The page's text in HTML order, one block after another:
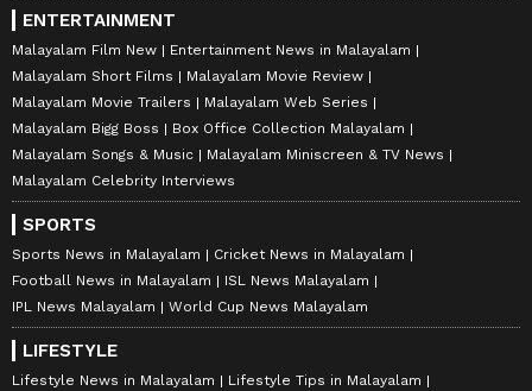
ENTERTAINMENT
Malayalam Film New
Entertainment News in Malayalam
Malayalam Short Films
Malayalam Movie Review
Malayalam Movie Trailers
Malayalam Web Series
Malayalam Bigg Boss
Box Office Collection Malayalam
Malayalam Songs & Music
Malayalam Miniscreen & TV News
Malayalam Celebrity Interviews
SPORTS
Sports News in Malayalam
Cricket News in Malayalam
Football News in Malayalam
ISL News Malayalam
IPL News Malayalam
World Cup News Malayalam
LIFESTYLE
Lifestyle News in Malayalam
Lifestyle Tips in Malayalam